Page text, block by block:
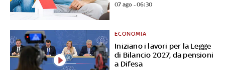
07 ago - 06:30
Iniziano i lavori per la Legge
di Bilancio 2027, da pensioni
a Difesa
ECONOMIA